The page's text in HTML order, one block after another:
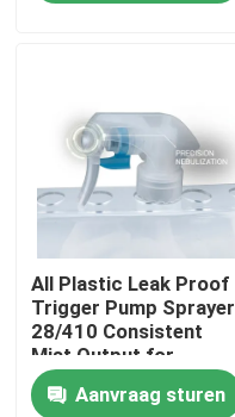
All Plastic Leak Proof
Trigger Pump Sprayer
28/410 Consistent
Mist Output for
Household Cleaning
BottlesAanvraag sturen